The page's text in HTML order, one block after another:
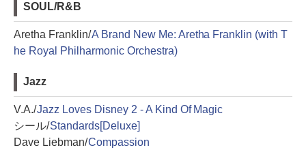
SOUL/R&B
Aretha Franklin/A Brand New Me: Aretha Franklin (with T
he Royal Philharmonic Orchestra)
Jazz
V.A./Jazz Loves Disney 2 - A Kind Of Magic
シール/Standards[Deluxe]
Dave Liebman/Compassion